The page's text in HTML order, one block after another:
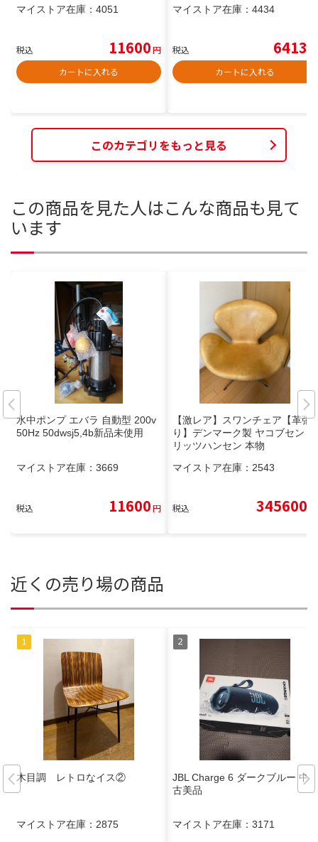
マイストア在庫： 4051
税込 11600円
カートに入れる
マイストア在庫： 4434
税込 6413
カートに入れる
このカテゴリをもっと見る
この商品を見た人はこんな商品も見て
います
水中ポンプ エバラ 自動型 200v
50Hz 50dwsj5,4b新品未使用
マイストア在庫： 3669
税込 11600円
【激レア】スワンチェア【革張
り】デンマーク製 ヤコブセン フ
リッツハンセン 本物
マイストア在庫： 2543
税込 345600
近くの売り場の商品
木目調 レトロなイス②
マイストア在庫： 2875
JBL Charge 6 ダークブルー 中
古美品
マイストア在庫： 3171